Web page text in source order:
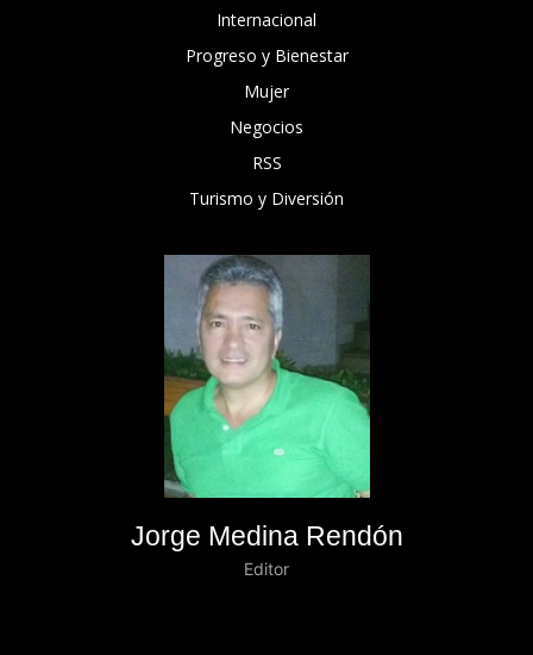
Internacional
Progreso y Bienestar
Mujer
Negocios
RSS
Turismo y Diversión
Jorge Medina Rendón
Editor